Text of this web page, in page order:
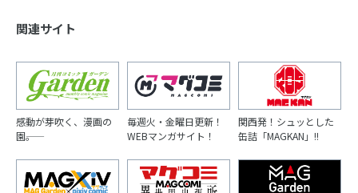
関連サイト
感動が芽吹く、漫画の
園――。
毎週火・金曜日更新！
WEBマンガサイト！
関西発！シュッとした
缶詰「MAGKAN」!!